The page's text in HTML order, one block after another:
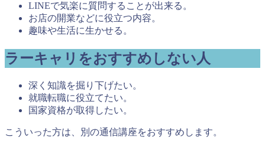
LINEで気楽に質問することが出来る。
お店の開業などに役立つ内容。
趣味や生活に生かせる。
ラーキャリをおすすめしない人
深く知識を掘り下げたい。
就職転職に役立てたい。
国家資格が取得したい。
こういった方は、別の通信講座をおすすめします。